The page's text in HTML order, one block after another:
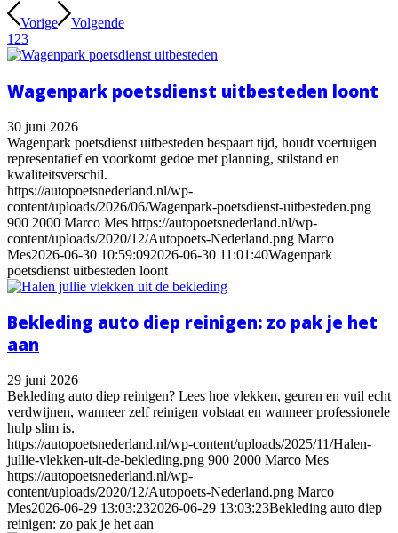
Vorige
Volgende
1 23
Wagenpark poetsdienst uitbesteden loont
30 juni 2026
Wagenpark poetsdienst uitbesteden bespaart tijd, houdt voertuigen
representatief en voorkomt gedoe met planning, stilstand en
kwaliteitsverschil.
https://autopoetsnederland.nl/wp-
content/uploads/2026/06/Wagenpark-poetsdienst-uitbesteden.png
900 2000 Marco Mes https://autopoetsnederland.nl/wp-
content/uploads/2020/12/Autopoets-Nederland.png Marco
Mes2026-06-30 10:59:092026-06-30 11:01:40Wagenpark
poetsdienst uitbesteden loont
Bekleding auto diep reinigen: zo pak je het
aan
29 juni 2026
Bekleding auto diep reinigen? Lees hoe vlekken, geuren en vuil echt
verdwijnen, wanneer zelf reinigen volstaat en wanneer professionele
hulp slim is.
https://autopoetsnederland.nl/wp-content/uploads/2025/11/Halen-
jullie-vlekken-uit-de-bekleding.png 900 2000 Marco Mes
https://autopoetsnederland.nl/wp-
content/uploads/2020/12/Autopoets-Nederland.png Marco
Mes2026-06-29 13:03:232026-06-29 13:03:23Bekleding auto diep
reinigen: zo pak je het aan